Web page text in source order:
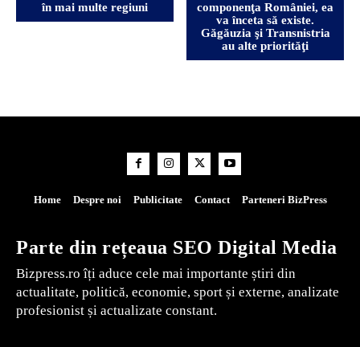
în mai multe regiuni
componenţa României, ea
va înceta să existe.
Găgăuzia şi Transnistria
au alte priorităţi
Home Despre noi Publicitate Contact Parteneri BizPress
Parte din rețeaua SEO Digital Media
Bizpress.ro îți aduce cele mai importante știri din
actualitate, politică, economie, sport și externe, analizate
profesionist și actualizate constant.